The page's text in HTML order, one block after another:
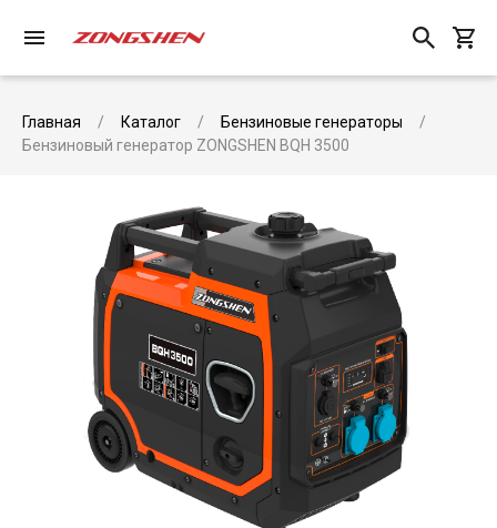
Главная Каталог
Бензиновые генераторы
Бензиновый генератор ZONGSHEN BQH 3500